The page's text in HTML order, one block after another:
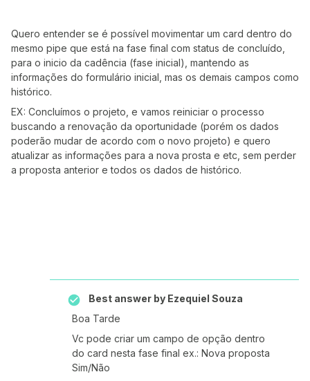
Quero entender se é possível movimentar um card dentro do
mesmo pipe que está na fase final com status de concluído,
para o inicio da cadência (fase inicial), mantendo as
informações do formulário inicial, mas os demais campos como
histórico.
EX: Concluímos o projeto, e vamos reiniciar o processo
buscando a renovação da oportunidade (porém os dados
poderão mudar de acordo com o novo projeto) e quero
atualizar as informações para a nova prosta e etc, sem perder
a proposta anterior e todos os dados de histórico.
Best answer by Ezequiel Souza
Boa Tarde
Vc pode criar um campo de opção dentro
do card nesta fase final ex.: Nova proposta
Sim/Não